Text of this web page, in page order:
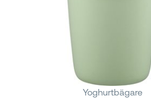
Yoghurtbägare